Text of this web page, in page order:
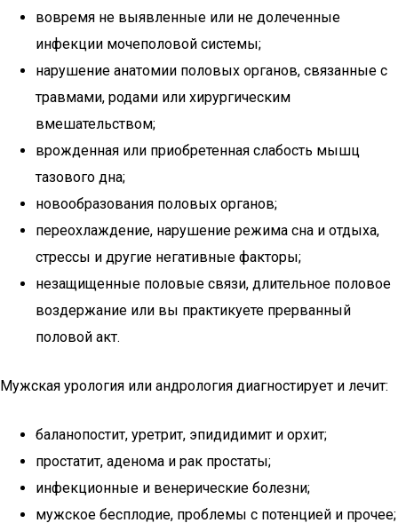
вовремя не выявленные или не долеченные
инфекции мочеполовой системы;
нарушение анатомии половых органов, связанные с
травмами, родами или хирургическим
вмешательством;
врожденная или приобретенная слабость мышц
тазового дна;
новообразования половых органов;
переохлаждение, нарушение режима сна и отдыха,
стрессы и другие негативные факторы;
незащищенные половые связи, длительное половое
воздержание или вы практикуете прерванный
половой акт.
Мужская урология или андрология диагностирует и лечит:
баланопостит, уретрит, эпидидимит и орхит;
простатит, аденома и рак простаты;
инфекционные и венерические болезни;
мужское бесплодие, проблемы с потенцией и прочее;